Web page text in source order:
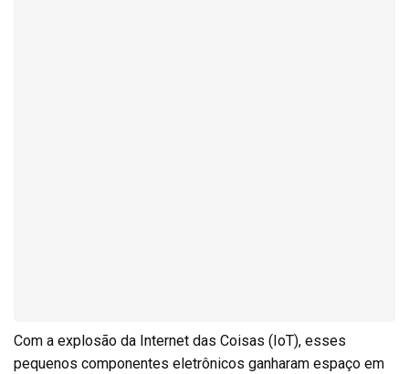
Com a explosão da Internet das Coisas (IoT), esses
pequenos componentes eletrônicos ganharam espaço em